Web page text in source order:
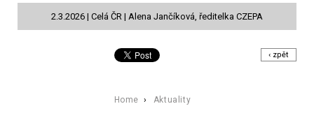
2.3.2026 | Celá ČR | Alena Jančíková, ředitelka CZEPA
‹ zpět
Home › Aktuality